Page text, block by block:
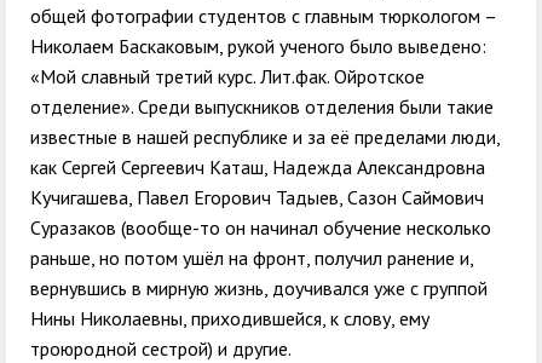
общей фотографии студентов с главным тюркологом –
Николаем Баскаковым, рукой ученого было выведено:
«Мой славный третий курс. Лит.фак. Ойротское
отделение». Среди выпускников отделения были такие
известные в нашей республике и за её пределами люди,
как Сергей Сергеевич Каташ, Надежда Александровна
Кучигашева, Павел Егорович Тадыев, Сазон Саймович
Суразаков (вообще-то он начинал обучение несколько
раньше, но потом ушёл на фронт, получил ранение и,
вернувшись в мирную жизнь, доучивался уже с группой
Нины Николаевны, приходившейся, к слову, ему
троюродной сестрой) и другие.